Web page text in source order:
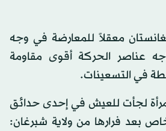
معقلاً للمعارضة في وجه
عناصر الحركة أقوى مقاومة
في التسعينات.
لجأت للعيش في إحدى حدائق
بعد فرارها من ولاية شبرغان: